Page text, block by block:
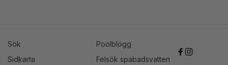
Sök
Poolblogg
Sidkarta
Felsök spabadsvatten Facebook
Instagram